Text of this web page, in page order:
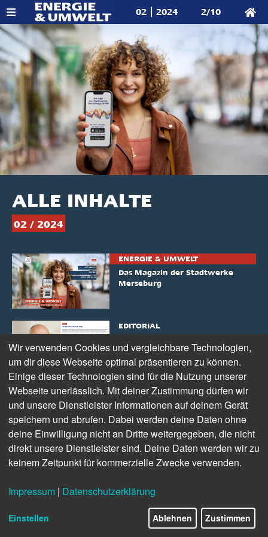
02 | 2024 2/10
ALLE INHALTE
02 / 2024
ENERGIE & UMWELT
Das Magazin der Stadtwerke
Merseburg
EDITORIAL
Ausgabe
NEWS
Unsere Meldungen auf einen
Blick
ERSTER!
APP GEHT'S
Wir verwenden Cookies und vergleichbare Technologien,
um dir diese Webseite optimal präsentieren zu können.
Einige dieser Technologien sind für die Nutzung unserer
Webseite unerlässlich. Mit deiner Zustimmung dürfen wir
und unsere Dienstleister Informationen auf deinem Gerät
speichern und abrufen. Dabei werden deine Daten ohne
deine Einwilligung nicht an Dritte weitergegeben, die nicht
direkt unsere Dienstleister sind. Deine Daten werden wir zu
keinem Zeitpunkt für kommerzielle Zwecke verwenden.
Impressum | Datenschutzerklärung
Einstellen Ablehnen Zustimmen